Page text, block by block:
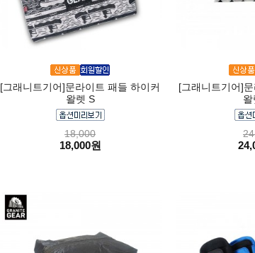
[그래니트기어]문라이트 패들 하이커
왈렛 S
18,000
18,000원
[그래니트기어]